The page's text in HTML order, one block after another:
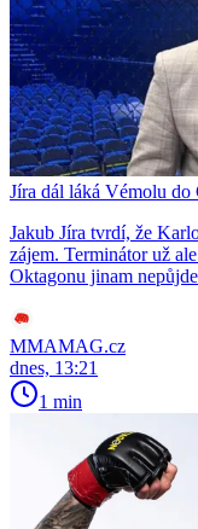
Jíra dál láká Vémolu
Jakub Jíra tvrdí, že
zájem. Terminátor už
Oktagonu jinam
MMAMAG.cz
dnes, 13:21
1 min